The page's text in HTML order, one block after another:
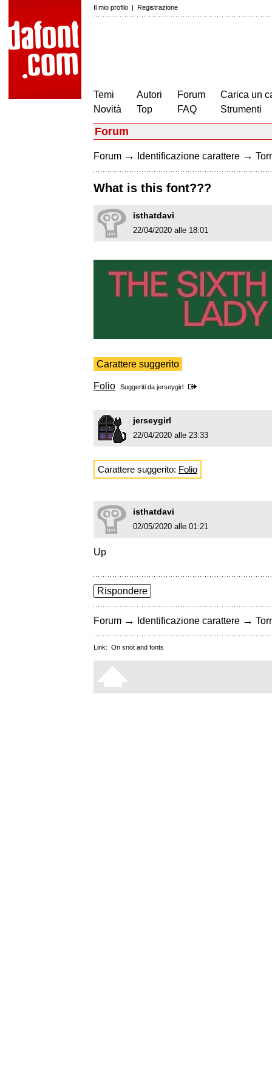
Il mio profilo | Registrazione
Temi
Novità
Autori
Top
Forum
FAQ
Carica un
Strumenti
Forum
Forum → Identificazione carattere →
What is this font???
isthatdavi
22/04/2020 alle 18:01
Carattere suggerito
Folio Suggeriti da jerseygirl
jerseygirl
22/04/2020 alle 23:33
Carattere suggerito: Folio
isthatdavi
02/05/2020 alle 01:21
Up
Rispondere
Forum → Identificazione carattere →
Link: On snot and fonts